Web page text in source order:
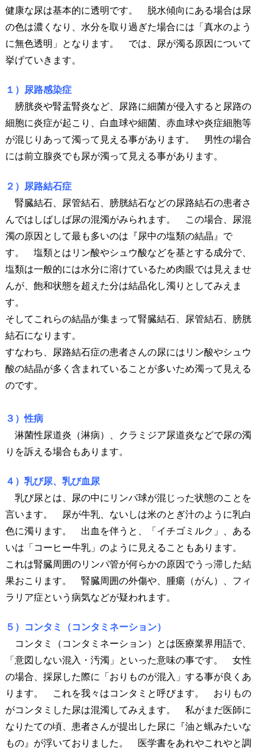
健康な尿は基本的に透明です。 脱水傾向にある場合は尿
の色は濃くなり、水分を取り過ぎた場合には「真水のよう
に無色透明」となります。 では、尿が濁る原因について
挙げていきます。
１）尿路感染症
膀胱炎や腎盂腎炎など、尿路に細菌が侵入すると尿路の
細胞に炎症が起こり、白血球や細菌、赤血球や炎症細胞等
が混じりあって濁って見える事があります。 男性の場合
には前立腺炎でも尿が濁って見える事があります。
２）尿路結石症
腎臓結石、尿管結石、膀胱結石などの尿路結石の患者さ
んではしばしば尿の混濁がみられます。 この場合、尿混
濁の原因として最も多いのは『尿中の塩類の結晶』で
す。 塩類とはリン酸やシュウ酸などを基とする成分で、
塩類は一般的には水分に溶けているため肉眼では見えませ
んが、飽和状態を超えた分は結晶化し濁りとしてみえま
す。
そしてこれらの結晶が集まって腎臓結石、尿管結石、膀胱
結石になります。
すなわち、尿路結石症の患者さんの尿にはリン酸やシュウ
酸の結晶が多く含まれていることが多いため濁って見える
のです。
３）性病
淋菌性尿道炎（淋病）、クラミジア尿道炎などで尿の濁
りを訴える場合もあります。
４）乳び尿、乳び血尿
乳び尿とは、尿の中にリンパ球が混じった状態のことを
言います。 尿が牛乳、ないしは米のとぎ汁のように乳白
色に濁ります。 出血を伴うと、「イチゴミルク」、ある
いは「コーヒー牛乳」のように見えることもあります。
これは腎臓周囲のリンパ管が何らかの原因でうっ滞した結
果おこります。 腎臓周囲の外傷や、腫瘍（がん）、フィ
ラリア症という病気などが疑われます。
５）コンタミ（コンタミネーション）
コンタミ（コンタミネーション）とは医療業界用語で、
「意図しない混入・汚濁」といった意味の事です。 女性
の場合、採尿した際に「おりものが混入」する事が良くあ
ります。 これを我々はコンタミと呼びます。 おりもの
がコンタミした尿は混濁してみえます。 私がまだ医師に
なりたての頃、患者さんが提出した尿に『油と蝋みたいな
もの』が浮いておりました。 医学書をあれやこれやと調